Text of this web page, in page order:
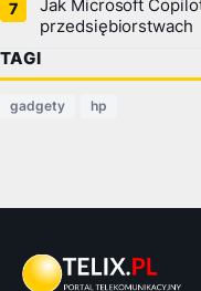
Jak Microsoft
przedsiębiorstwach
TAGI
gadgety hp